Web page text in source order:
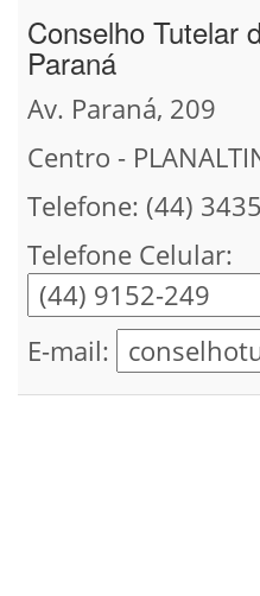
Conselho Tutelar
Paraná
Av. Paraná, 209
Centro -
Telefone: (44)
Telefone Celular:
E-mail: